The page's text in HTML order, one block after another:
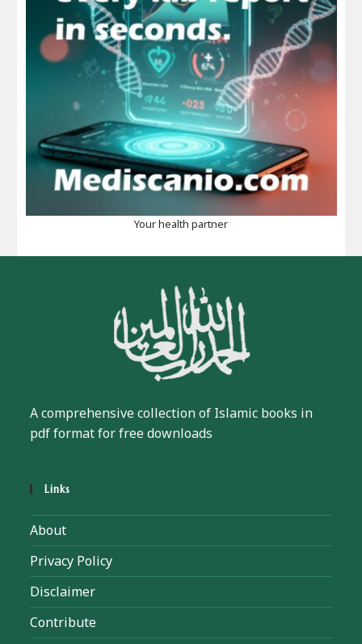
Your health partner
A comprehensive collection of Islamic books in
pdf format for free downloads
Links
About
Privacy Policy
Disclaimer
Contribute